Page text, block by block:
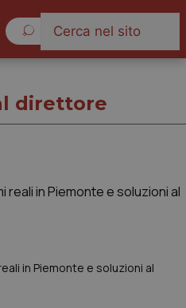
direttore
in Piemonte e soluzioni al